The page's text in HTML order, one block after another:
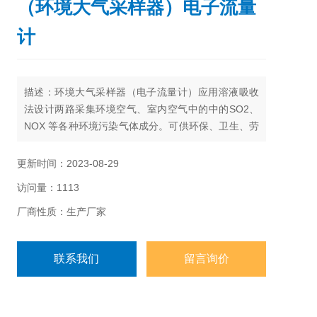
（环境大气采样器）电子流量
计
描述：环境大气采样器（电子流量计）应用溶液吸收
法设计两路采集环境空气、室内空气中的中的SO2、
NOX 等各种环境污染气体成分。可供环保、卫生、劳
规或应急监测。
更新时间：2023-08-29
访问量：1113
厂商性质：生产厂家
联系我们 留言询价